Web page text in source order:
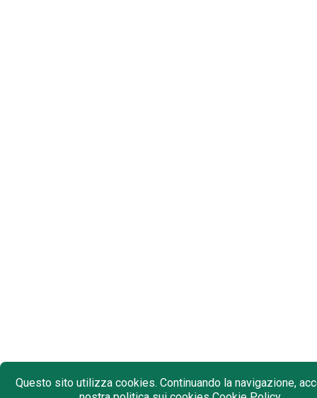
Questo sito utilizza cookies. Continuando la navigazione,